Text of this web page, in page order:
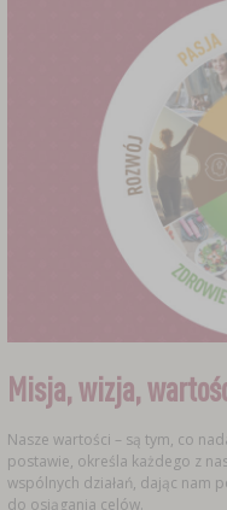
Misja, wizja,
Nasze wartości – są tym, co
postawie, określa każdego z
wspólnych działań, dając nam
do osiągania celów.